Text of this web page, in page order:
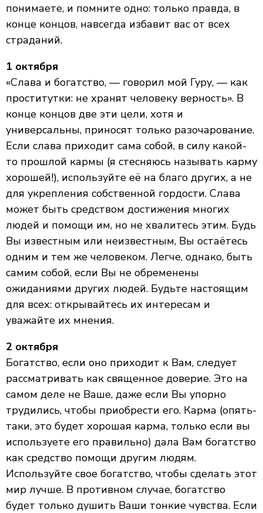
понимаете, и помните одно: только правда, в
конце концов, навсегда избавит вас от всех
страданий.
1 октября
«Слава и богатство, — говорил мой Гуру, — как
проститутки: не хранят человеку верность». В
конце концов две эти цели, хотя и
универсальны, приносят только разочарование.
Если слава приходит сама собой, в силу какой-
то прошлой кармы (я стесняюсь называть карму
хорошей!), используйте её на благо других, а не
для укрепления собственной гордости. Слава
может быть средством достижения многих
людей и помощи им, но не хвалитесь этим. Будь
Вы известным или неизвестным, Вы остаётесь
одним и тем же человеком. Легче, однако, быть
самим собой, если Вы не обременены
ожиданиями других людей. Будьте настоящим
для всех: открывайтесь их интересам и
уважайте их мнения.
2 октября
Богатство, если оно приходит к Вам, следует
рассматривать как священное доверие. Это на
самом деле не Ваше, даже если Вы упорно
трудились, чтобы приобрести его. Карма (опять-
таки, это будет хорошая карма, только если вы
используете его правильно) дала Вам богатство
как средство помощи другим людям.
Используйте свое богатство, чтобы сделать этот
мир лучше. В противном случае, богатство
будет только душить Ваши тонкие чувства. Если